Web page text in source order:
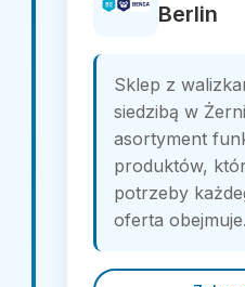
Berlin
Sklep z
siedzibą w
asortyment
produktów,
potrzeby
oferta